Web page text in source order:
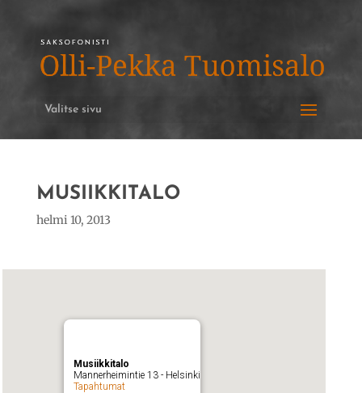
Valitse sivu
MUSIIKKITALO
helmi 10, 2013
Musiikkitalo
Mannerheimintie 13 - Helsinki
Tapahtumat